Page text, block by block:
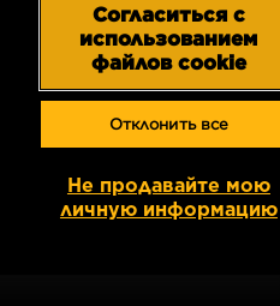
Согласиться с
использованием
файлов cookie
Отклонить все
Не продавайте мою
личную информацию